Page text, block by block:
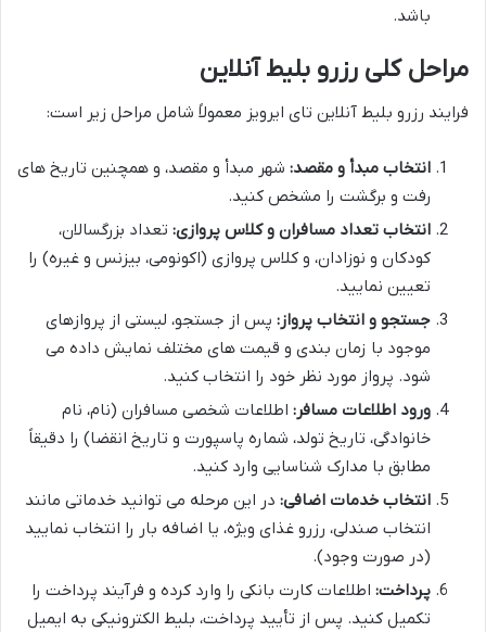
باشد.
مراحل کلی رزرو بلیط آنلاین
فرایند رزرو بلیط آنلاین تای ایرویز معمولاً شامل مراحل زیر است:
انتخاب مبدأ و مقصد: شهر مبدأ و مقصد، و همچنین تاریخ های
رفت و برگشت را مشخص کنید.
انتخاب تعداد مسافران و کلاس پروازی: تعداد بزرگسالان،
کودکان و نوزادان، و کلاس پروازی (اکونومی، بیزنس و غیره) را
تعیین نمایید.
جستجو و انتخاب پرواز: پس از جستجو، لیستی از پروازهای
موجود با زمان بندی و قیمت های مختلف نمایش داده می
شود. پرواز مورد نظر خود را انتخاب کنید.
ورود اطلاعات مسافر: اطلاعات شخصی مسافران (نام، نام
خانوادگی، تاریخ تولد، شماره پاسپورت و تاریخ انقضا) را دقیقاً
مطابق با مدارک شناسایی وارد کنید.
انتخاب خدمات اضافی: در این مرحله می توانید خدماتی مانند
انتخاب صندلی، رزرو غذای ویژه، یا اضافه بار را انتخاب نمایید
(در صورت وجود).
پرداخت: اطلاعات کارت بانکی را وارد کرده و فرآیند پرداخت را
تکمیل کنید. پس از تأیید پرداخت، بلیط الکترونیکی به ایمیل